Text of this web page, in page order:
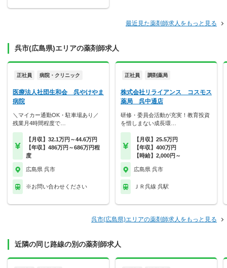
最近見た薬剤師求人をもっと見る
呉市(広島県)エリアの薬剤師求人
正社員 病院・クリニック
医療法人社団生和会 呉やけやま
病院
＼マイカー通勤OK・駐車場あり／
残業月4時間程度で…
【月収】32.1万円～44.6万円
【年収】486万円～686万円程
度
広島県 呉市
※お問い合わせください
正社員 調剤薬局
株式会社リライアンス コスモス
薬局 呉中通店
研修・委員会活動が充実！教育投資
を惜しまない成長環…
【月収】25.5万円
【年収】400万円
【時給】2,000円～
広島県 呉市
ＪＲ呉線 呉駅
呉市(広島県)エリアの薬剤師求人をもっと見る
近隣の同じ路線の別の薬剤師求人